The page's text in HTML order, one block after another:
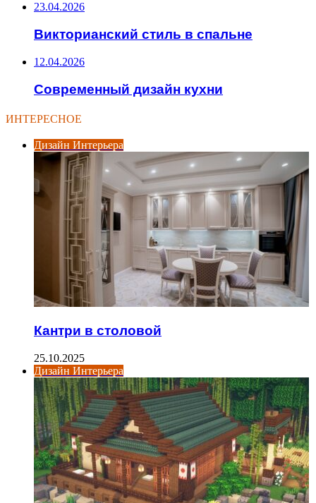
23.04.2026
Викторианский стиль в спальне
12.04.2026
Современный дизайн кухни
ИНТЕРЕСНОЕ
Дизайн Интерьера
Кантри в столовой
25.10.2025
Дизайн Интерьера